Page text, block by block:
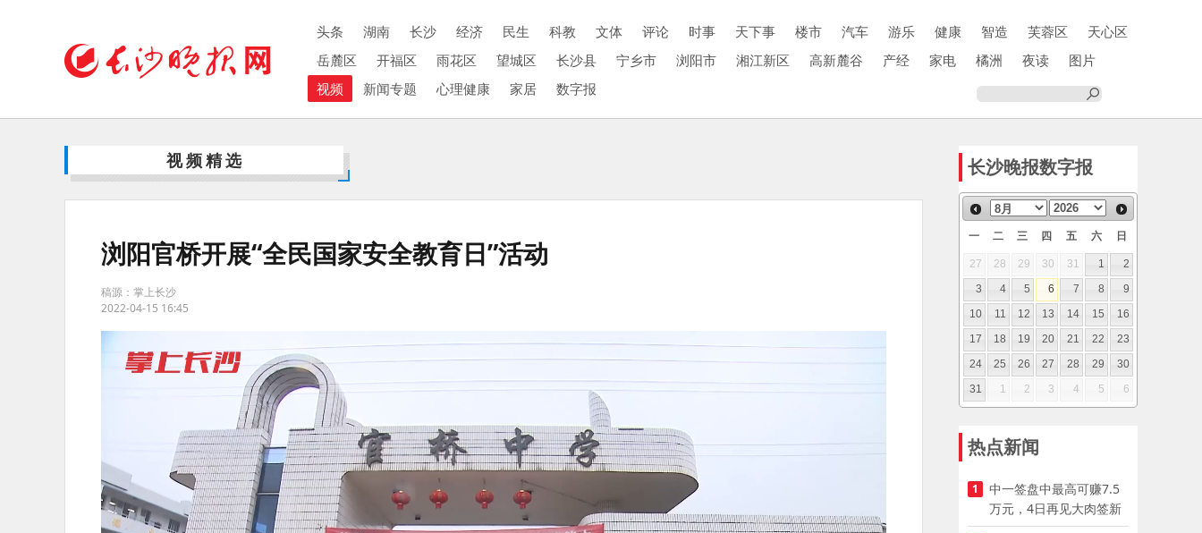
头条 湖南 长沙 经济 民生 科教 文体 评论 时事 天下事 楼市 汽车 游乐 健康 智造 芙蓉区
天心区
岳麓区
开福区 雨花区 望城区 长沙县 宁乡市 浏阳市 湘江新区 高新麓谷 产经 家电 橘洲 夜读
图片
视频
新闻专题 心理健康 家居 数字报
视频精选
浏阳官桥开展“全民国家安全教育日”活动
稿源：掌上长沙
2022-04-15 16:45
长沙晚报数字报
一 二 三 四 五 六 日
27 28 29 30 31 1
2
3
4 5 6 7 8
9
10
11 12 13 14 15
16
17
18 19 20 21 22
23
24
25 26 27 28 29
30
31
1 2 3 4 5 6
热点新闻
1
中一签盘中最高可赚7.5
万元，4日再见大肉签新
股